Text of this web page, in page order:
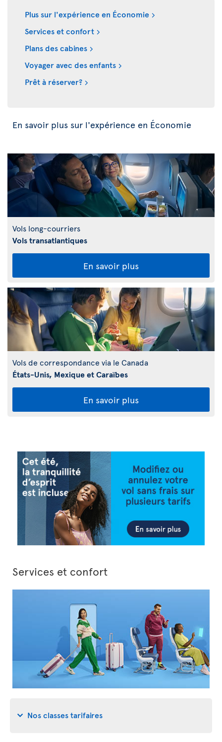
Plus sur l'expérience en Économie
Services et confort
Plans des cabines
Voyager avec des enfants
Prêt à réserver?
En savoir plus sur l'expérience en Économie
Vols long-courriers
Vols transatlantiques
En savoir plus
Vols de correspondance via le Canada
États-Unis, Mexique et Caraïbes
En savoir plus
Services et confort
Nos classes tarifaires